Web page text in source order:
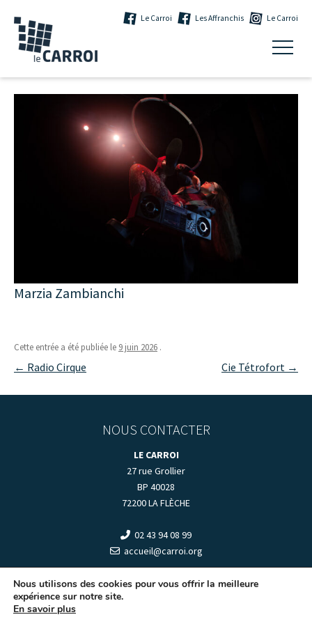
Le Carroi Les Affranchis Le Carroi
Marzia Zambianchi
Cette entrée a été publiée le 9 juin 2026 .
Navigation
← Radio Cirque Cie Tétrofort →
NOUS CONTACTER
LE CARROI
27 rue Grollier
BP 40028
72200 LA FLÈCHE
02 43 94 08 99
accueil@carroi.org
+HORAIRES D'OUVERTURE+
Nous utilisons des cookies pour vous offrir la meilleure
expérience sur notre site.
En savoir plus